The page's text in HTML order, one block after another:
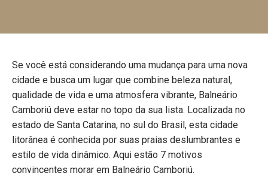
Se você está considerando uma mudança para uma nova
cidade e busca um lugar que combine beleza natural,
qualidade de vida e uma atmosfera vibrante, Balneário
Camboriú deve estar no topo da sua lista. Localizada no
estado de Santa Catarina, no sul do Brasil, esta cidade
litorânea é conhecida por suas praias deslumbrantes e
estilo de vida dinâmico. Aqui estão 7 motivos
convincentes morar em Balneário Camboriú.